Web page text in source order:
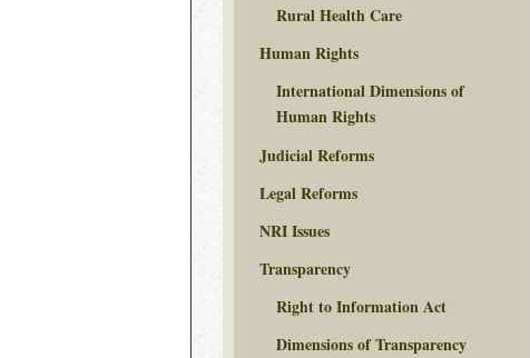
Rural Health Care
Human Rights
International Dimensions of
Human Rights
Judicial Reforms
Legal Reforms
NRI Issues
Transparency
Right to Information Act
Dimensions of Transparency